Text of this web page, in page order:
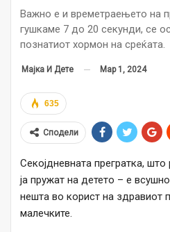
Важно е и времетраењето на
гушкаме 7 до 20 секунди, се
познатиот хормон на среќата.
Мајка И Дете Мар 1, 2024
635
Сподели
Секојдневната прегратка,
ја пружат на детето – е
нешта во корист на здравиот
малечките.